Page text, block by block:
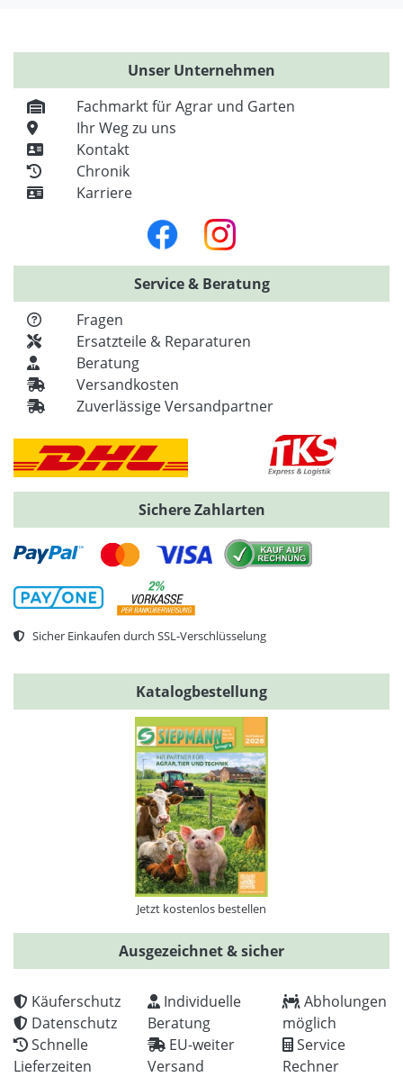
Unser Unternehmen
Fachmarkt für Agrar und Garten
Ihr Weg zu uns
Kontakt
Chronik
Karriere
Service & Beratung
Fragen
Ersatzteile & Reparaturen
Beratung
Versandkosten
Zuverlässige Versandpartner
Sichere Zahlarten
Sicher Einkaufen durch SSL-Verschlüsselung
Katalogbestellung
Jetzt kostenlos bestellen
Ausgezeichnet & sicher
Käuferschutz
Datenschutz
Schnelle
Lieferzeiten
Individuelle
Beratung
EU-weiter
Versand
Abholungen
möglich
Service
Rechner